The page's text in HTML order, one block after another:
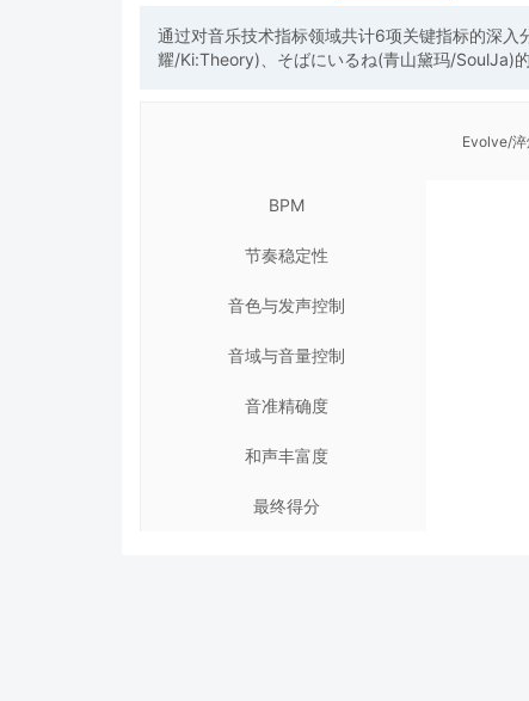
通过对音乐技术指标领域共计6项关键指标的深
耀/Ki:Theory)、そばにいるね(青山黛玛/SoulJa)的
BPM
节奏稳定性
音色与发声控制
音域与音量控制
音准精确度
和声丰富度
最终得分
Evolve/